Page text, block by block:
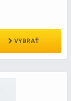
VYBRAŤ